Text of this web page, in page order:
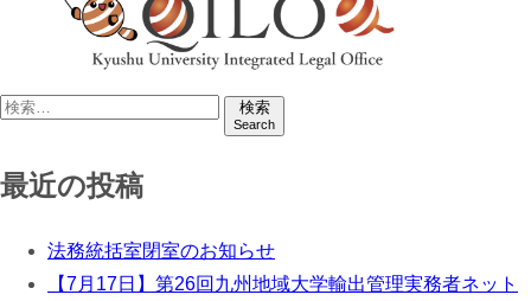
検索
Search
最近の投稿
法務統括室閉室のお知らせ
【7月17日】第26回九州地域大学輸出管理実務者ネット